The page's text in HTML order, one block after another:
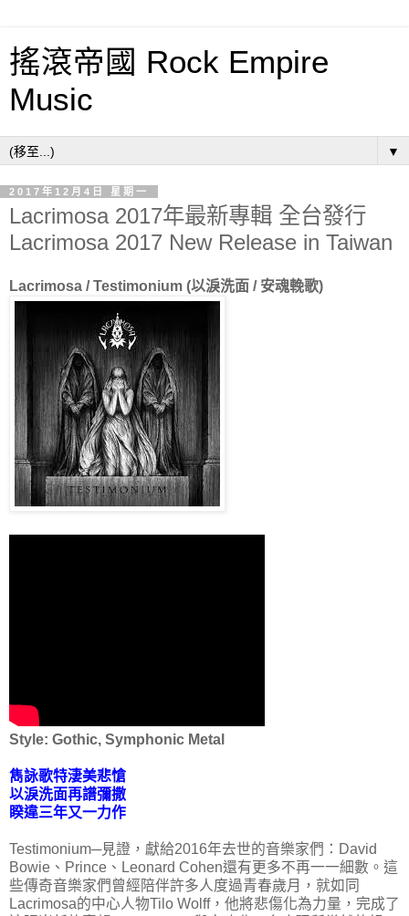
搖滾帝國 Rock Empire
Music
▼
2017年12月4日 星期一
Lacrimosa 2017年最新專輯 全台發行
Lacrimosa 2017 New Release in Taiwan
Lacrimosa / Testimonium (以淚洗面 / 安魂輓歌)
Style: Gothic, Symphonic Metal
雋詠歌特淒美悲愴
以淚洗面再譜彌撒
睽違三年又一力作
Testimonium─見證，獻給2016年去世的音樂家們：David
Bowie、Prince、Leonard Cohen還有更多不再一一細數。這
些傳奇音樂家們曾經陪伴許多人度過青春歲月，就如同
Lacrimosa的中心人物Tilo Wolff，他將悲傷化為力量，完成了